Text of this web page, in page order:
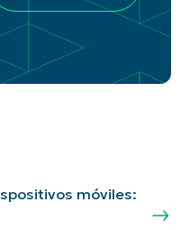
móviles: